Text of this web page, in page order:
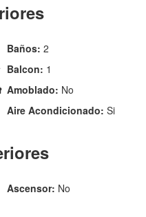
Baños: 2
Balcon: 1
Amoblado: No
Aire Acondicionado: Si
Ascensor: No